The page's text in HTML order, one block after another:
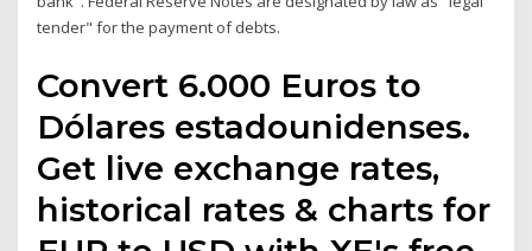
tender" for the payment of debts.
Convert 6.000 Euros to
Dólares estadounidenses.
Get live exchange rates,
historical rates & charts for